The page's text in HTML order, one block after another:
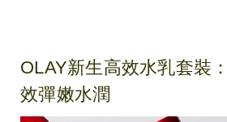
OLAY新生高效水乳套裝
效彈嫩水潤